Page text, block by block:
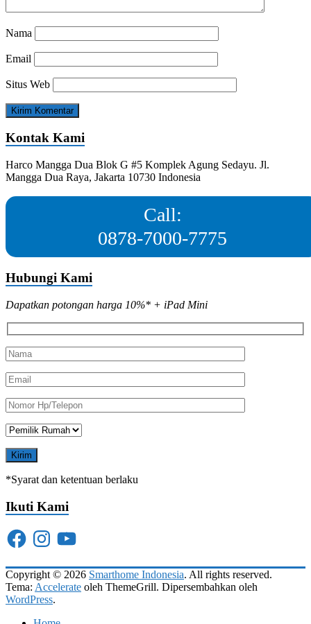
Nama
Email
Situs Web
Kontak Kami
Harco Mangga Dua Blok G #5 Komplek Agung Sedayu. Jl.
Mangga Dua Raya, Jakarta 10730 Indonesia
Call:
0878-7000-7775
Hubungi Kami
Dapatkan potongan harga 10%* + iPad Mini
*Syarat dan ketentuan berlaku
Ikuti Kami
FacebookInstagramYouTube
Copyright © 2026 Smarthome Indonesia. All rights reserved.
Tema: Accelerate oleh ThemeGrill. Dipersembahkan oleh
WordPress.